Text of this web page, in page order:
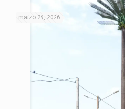
marzo 29, 2026